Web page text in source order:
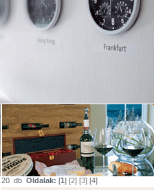
20 dbOldalak: [1] [2] [3] [4]